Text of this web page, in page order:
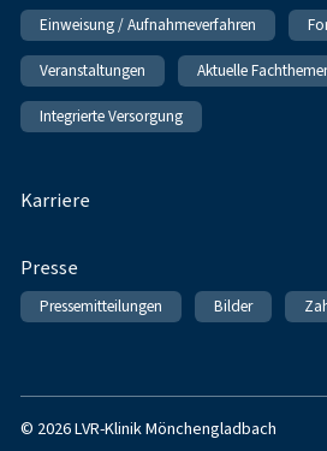
Einweisung / Aufnahmeverfahren
Veranstaltungen Aktuelle
Integrierte Versorgung
Karriere
Presse
Pressemitteilungen Bilder
© 2026 LVR-Klinik Mönchengladbach